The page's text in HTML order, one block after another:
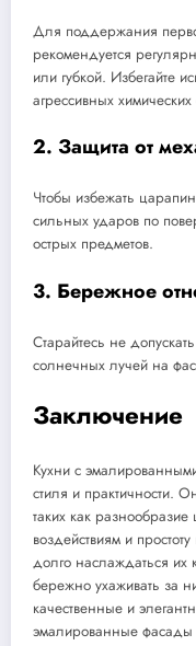
Для поддержания
рекомендуется
или губкой. Избегайте
агрессивных химических
2. Защита от
Чтобы избежать
сильных ударов по
острых предметов.
3. Бережное
Старайтесь не
солнечных лучей на
Заключение
Кухни с
стиля и практичности.
таких как разнообразие
воздействиям и
долго наслаждаться их
бережно ухаживать за
качественные и
эмалированные фасады